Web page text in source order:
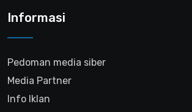
Informasi
Pedoman media siber
Media Partner
Info Iklan